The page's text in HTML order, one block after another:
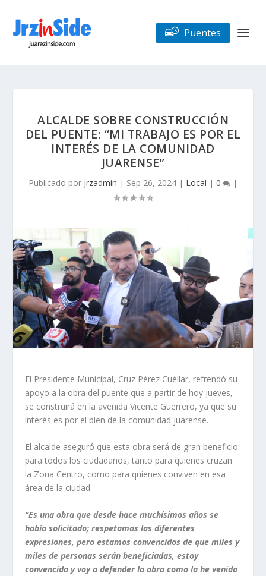
Puentes
ALCALDE SOBRE CONSTRUCCIÓN
DEL PUENTE: “MI TRABAJO ES POR EL
INTERÉS DE LA COMUNIDAD
JUARENSE”
Publicado por jrzadmin | Sep 26, 2024 | Local | 0 |
El Presidente Municipal, Cruz Pérez Cuéllar, refrendó su
apoyo a la obra del puente que a partir de hoy jueves,
se construirá en la avenida Vicente Guerrero, ya que su
interés es por el bien de la comunidad juarense.
El alcalde aseguró que esta obra será de gran beneficio
para todos los ciudadanos, tanto para quienes cruzan
la Zona Centro, como para quienes conviven en esa
área de la ciudad.
“Es una obra que desde hace muchísimos años se
había solicitado; respetamos las diferentes
expresiones, pero estamos convencidos de que miles y
miles de personas serán beneficiadas, estoy
convencido y voy a defender la obra como la he venido